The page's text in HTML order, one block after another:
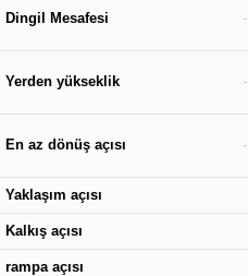
Dingil Mesafesi
Yerden yükseklik
En az dönüş açısı
Yaklaşım açısı
Kalkış açısı
rampa açısı